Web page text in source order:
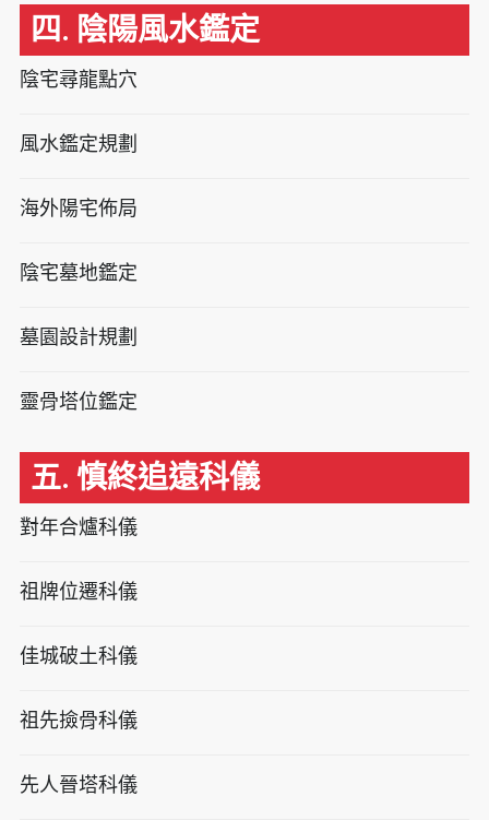
四. 陰陽風水鑑定
陰宅尋龍點穴
風水鑑定規劃
海外陽宅佈局
陰宅墓地鑑定
墓園設計規劃
靈骨塔位鑑定
五. 慎終追遠科儀
對年合爐科儀
祖牌位遷科儀
佳城破土科儀
祖先撿骨科儀
先人晉塔科儀